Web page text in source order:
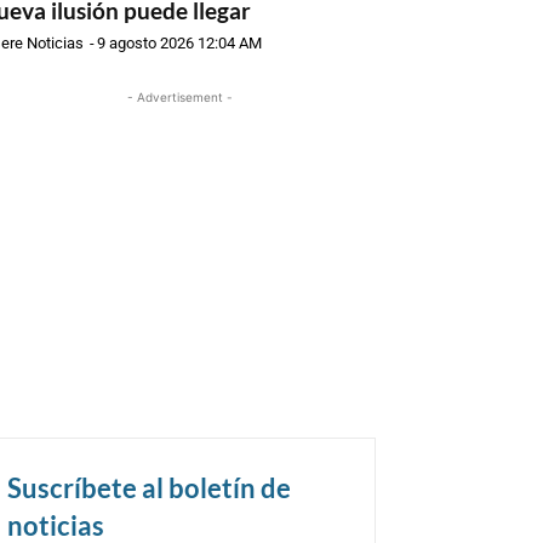
ilusión puede llegar
Noticias -9 agosto 2026 12:04 AM
- Advertisement -
Suscríbete al boletín de
noticias